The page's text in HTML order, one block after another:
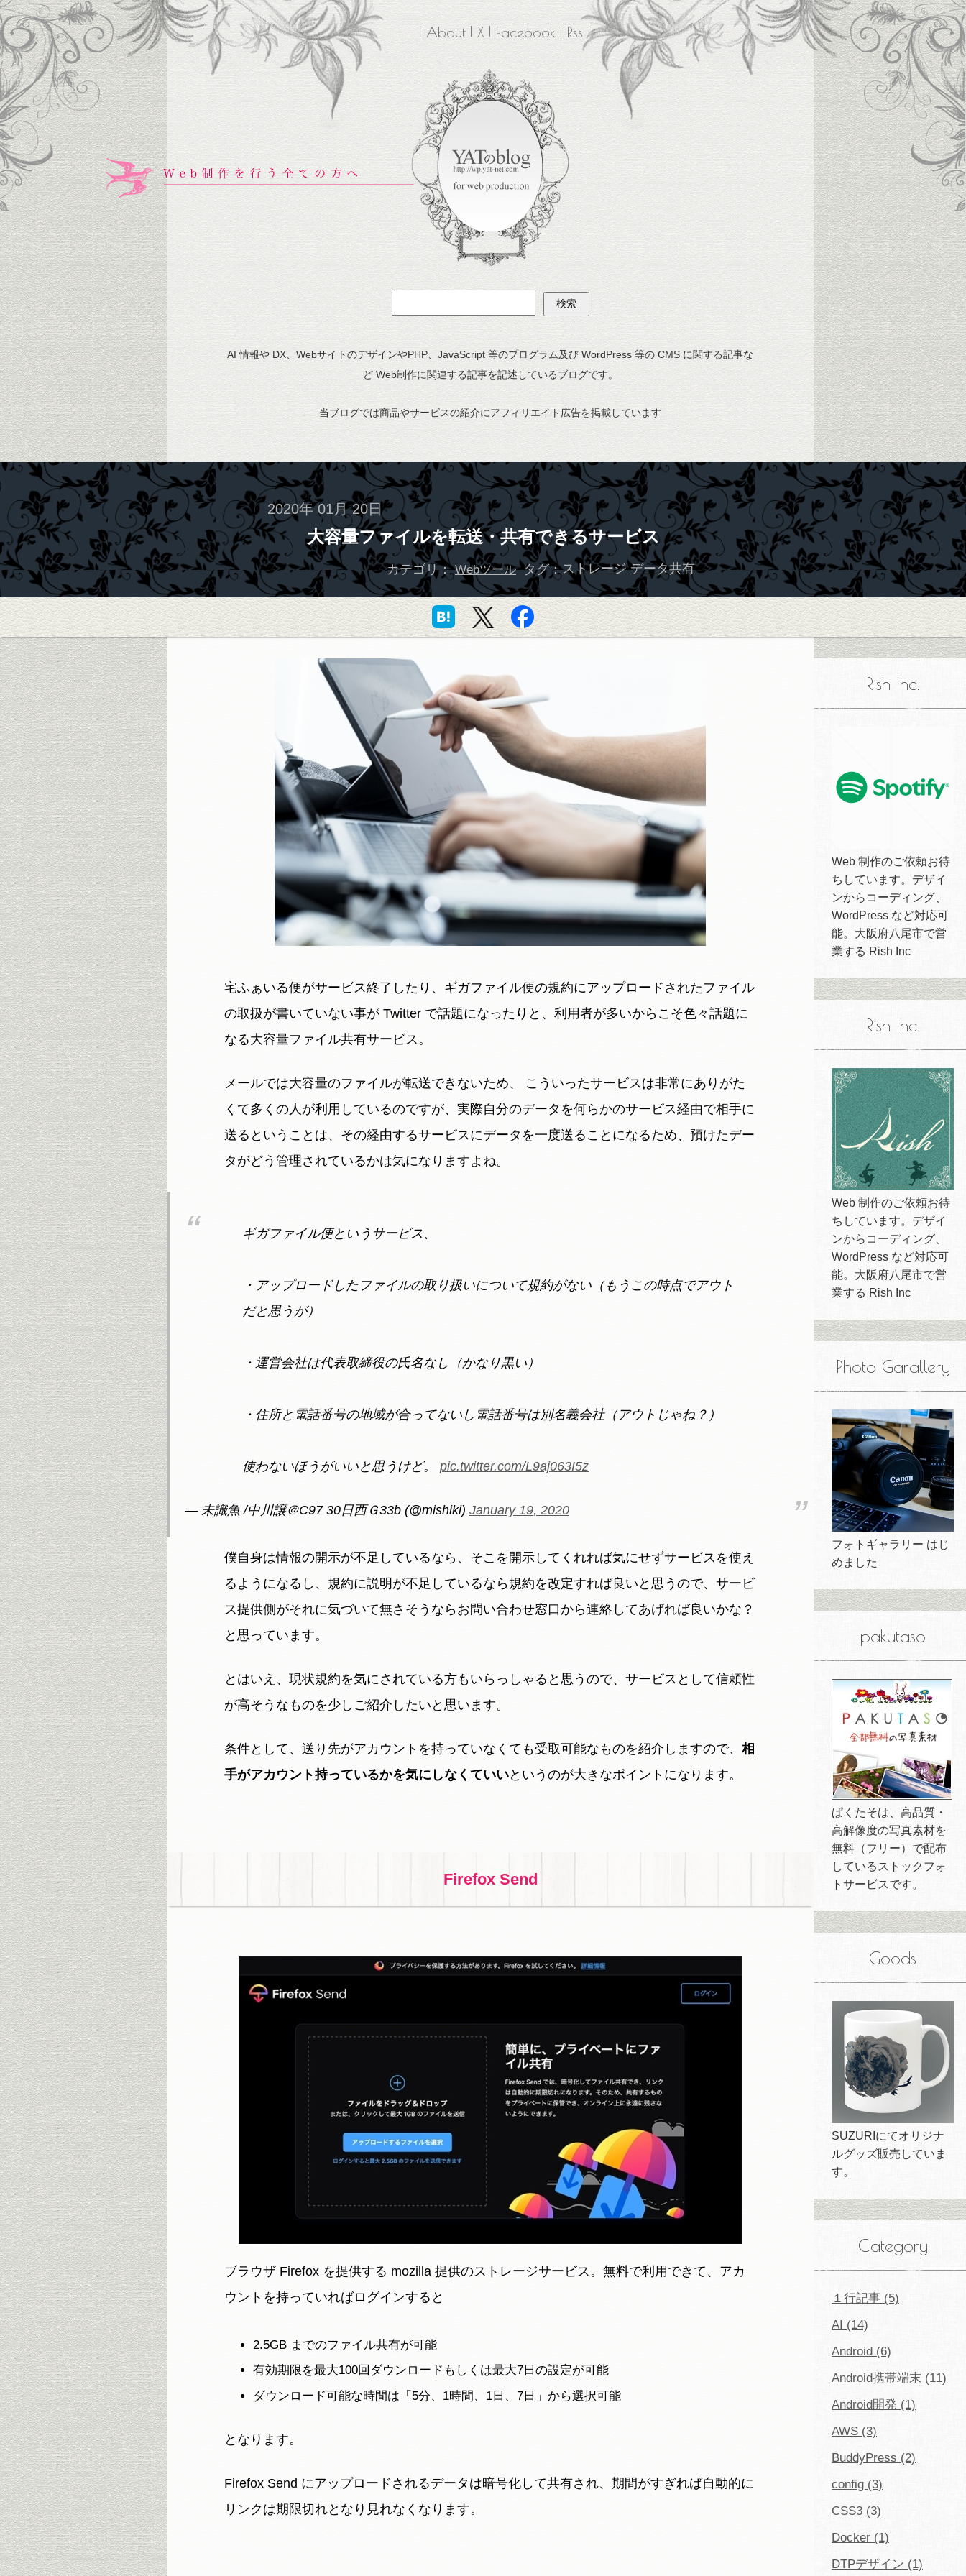
About X Facebook Rss
AI 情報や DX、WebサイトのデザインやPHP、JavaScript 等のプログラム及び WordPress 等の CMS に関する記事な
ど Web制作に関連する記事を記述しているブログです。
当ブログでは商品やサービスの紹介にアフィリエイト広告を掲載しています
2020年 01月 20日
大容量ファイルを転送・共有できるサービス
カテゴリ： Webツール タグ：ストレージ データ共有
宅ふぁいる便がサービス終了したり、ギガファイル便の規約にアップロードされたファイル
の取扱が書いていない事が Twitter で話題になったりと、利用者が多いからこそ色々話題に
なる大容量ファイル共有サービス。
メールでは大容量のファイルが転送できないため、 こういったサービスは非常にありがた
くて多くの人が利用しているのですが、実際自分のデータを何らかのサービス経由で相手に
送るということは、その経由するサービスにデータを一度送ることになるため、預けたデー
タがどう管理されているかは気になりますよね。
ギガファイル便というサービス、
・アップロードしたファイルの取り扱いについて規約がない（もうこの時点でアウト
だと思うが）
・運営会社は代表取締役の氏名なし（かなり黒い）
・住所と電話番号の地域が合ってないし電話番号は別名義会社（アウトじゃね？）
使わないほうがいいと思うけど。 pic.twitter.com/L9aj063I5z
— 未識魚 /中川譲＠C97 30日西Ｇ33b (@mishiki) January 19, 2020
僕自身は情報の開示が不足しているなら、そこを開示してくれれば気にせずサービスを使え
るようになるし、規約に説明が不足しているなら規約を改定すれば良いと思うので、サービ
ス提供側がそれに気づいて無さそうならお問い合わせ窓口から連絡してあげれば良いかな？
と思っています。
とはいえ、現状規約を気にされている方もいらっしゃると思うので、サービスとして信頼性
が高そうなものを少しご紹介したいと思います。
条件として、送り先がアカウントを持っていなくても受取可能なものを紹介しますので、 相
手がアカウント持っているかを気にしなくていいというのが大きなポイントになります。
Firefox Send
ブラウザ Firefox を提供する mozilla 提供のストレージサービス。無料で利用できて、アカ
ウントを持っていればログインすると
2.5GB までのファイル共有が可能
有効期限を最大100回ダウンロードもしくは最大7日の設定が可能
ダウンロード可能な時間は「5分、1時間、1日、7日」から選択可能
となります。
Firefox Send にアップロードされるデータは暗号化して共有され、期間がすぎれば自動的に
リンクは期限切れとなり見れなくなります。
Rish Inc.
Web 制作のご依頼お待
ちしています。デザイ
ンからコーディング、
WordPress など対応可
能。大阪府八尾市で営
業する Rish Inc
Rish Inc.
Web 制作のご依頼お待
ちしています。デザイ
ンからコーディング、
WordPress など対応可
能。大阪府八尾市で営
業する Rish Inc
Photo Garallery
フォトギャラリー はじ
めました
pakutaso
ぱくたそは、高品質・
高解像度の写真素材を
無料（フリー）で配布
しているストックフォ
トサービスです。
Goods
SUZURIにてオリジナ
ルグッズ販売していま
す。
Category
１行記事 (5)
AI (14)
Android (6)
Android携帯端末 (11)
Android開発 (1)
AWS (3)
BuddyPress (2)
config (3)
CSS3 (3)
Docker (1)
DTPデザイン (1)